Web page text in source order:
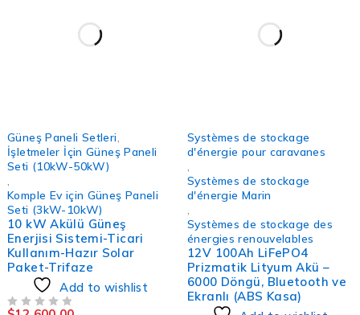
Güneş Paneli Setleri
İşletmeler İçin Güneş Paneli
Seti (10kW-50kW)
Komple Ev için Güneş Paneli
Seti (3kW-10kW)
10 kW Akülü Güneş
Enerjisi Sistemi-Ticari
Kullanım-Hazır Solar
Paket-Trifaze
Add to wishlist
Systèmes de stockage
d'énergie pour caravanes
Systèmes de stockage
d'énergie Marin
Systèmes de stockage des
énergies renouvelables
12V 100Ah LiFePO4
Prizmatik Lityum Akü –
6000 Döngü, Bluetooth ve
Ekranlı (ABS Kasa)